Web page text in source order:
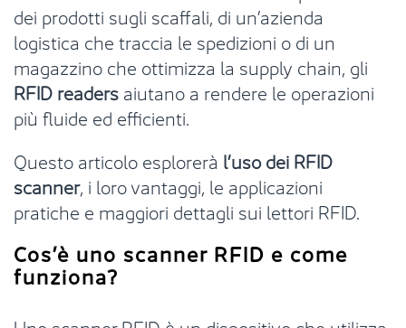
dei prodotti sugli scaffali, di un’azienda
logistica che traccia le spedizioni o di un
magazzino che ottimizza la supply chain, gli
RFID readersaiutano a rendere le operazioni
più fluide ed efficienti.
Questo articolo esplorerà l’uso dei RFID
scanner, i loro vantaggi, le applicazioni
pratiche e maggiori dettagli sui lettori RFID.
Cos’è uno scanner RFID e come
funziona?